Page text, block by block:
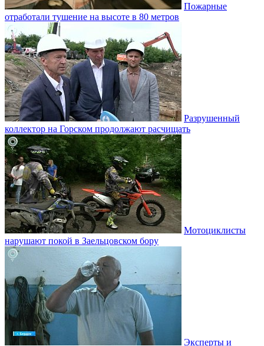
Пожарные
отработали тушение на высоте в 80 метров
Разрушенный
коллектор на Горском продолжают расчищать
Мотоциклисты
нарушают покой в Заельцовском бору
Эксперты и